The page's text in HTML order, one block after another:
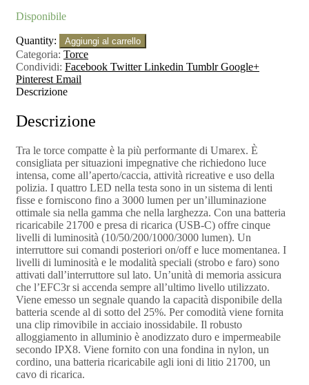
Disponibile
Quantity: Aggiungi al carrello
Categoria: Torce
Condividi: Facebook Twitter Linkedin Tumblr Google+
Pinterest Email
Descrizione
Descrizione
Tra le torce compatte è la più performante di Umarex. È
consigliata per situazioni impegnative che richiedono luce
intensa, come all’aperto/caccia, attività ricreative e uso della
polizia. I quattro LED nella testa sono in un sistema di lenti
fisse e forniscono fino a 3000 lumen per un’illuminazione
ottimale sia nella gamma che nella larghezza. Con una batteria
ricaricabile 21700 e presa di ricarica (USB-C) offre cinque
livelli di luminosità (10/50/200/1000/3000 lumen). Un
interruttore sui comandi posteriori on/off e luce momentanea. I
livelli di luminosità e le modalità speciali (strobo e faro) sono
attivati dall’interruttore sul lato. Un’unità di memoria assicura
che l’EFC3r si accenda sempre all’ultimo livello utilizzato.
Viene emesso un segnale quando la capacità disponibile della
batteria scende al di sotto del 25%. Per comodità viene fornita
una clip rimovibile in acciaio inossidabile. Il robusto
alloggiamento in alluminio è anodizzato duro e impermeabile
secondo IPX8. Viene fornito con una fondina in nylon, un
cordino, una batteria ricaricabile agli ioni di litio 21700, un
cavo di ricarica.